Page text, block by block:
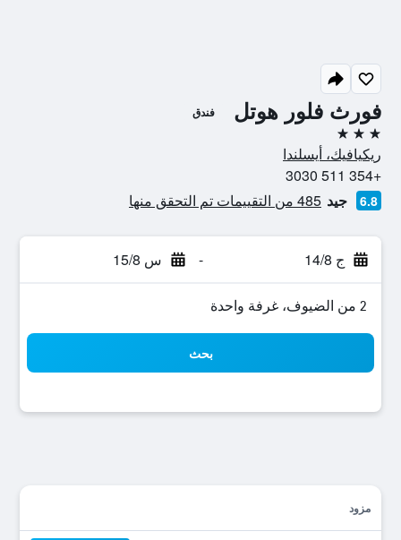
فورث فلور هوتل فندق
3 نجوم
ريكيافيك، أيسلندا
+354 511 3030
6.8 جيد 485 من التقييمات تم التحقق منها
ج 14/8 - س 15/8
2 من الضيوف، غرفة واحدة
بحث
مزود